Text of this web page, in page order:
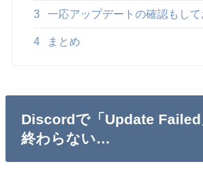
3 一応アップデートの確認もして
4 まとめ
Discordで「Update
終わらない…